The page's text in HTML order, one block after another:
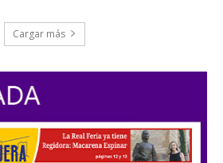
Cargar más